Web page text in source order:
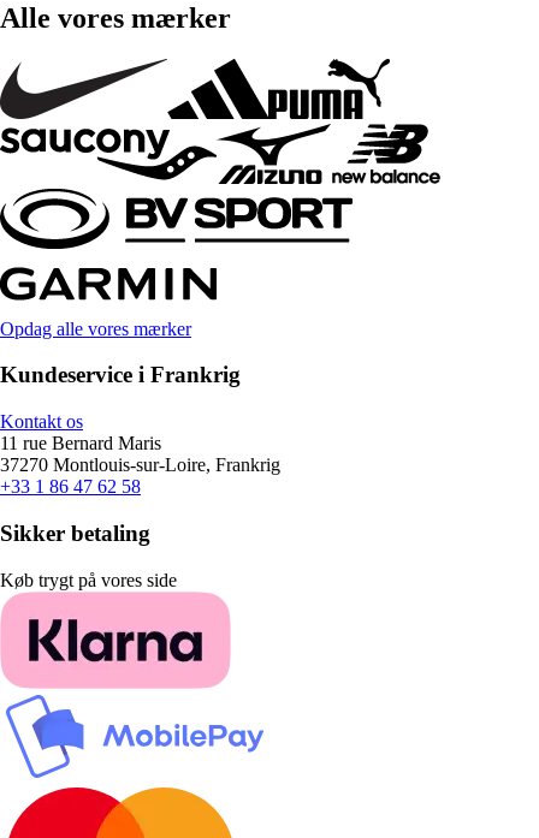
Alle vores mærker
Opdag alle vores mærker
Kundeservice i Frankrig
Kontakt os
11 rue Bernard Maris
37270 Montlouis-sur-Loire, Frankrig
+33 1 86 47 62 58
Sikker betaling
Køb trygt på vores side